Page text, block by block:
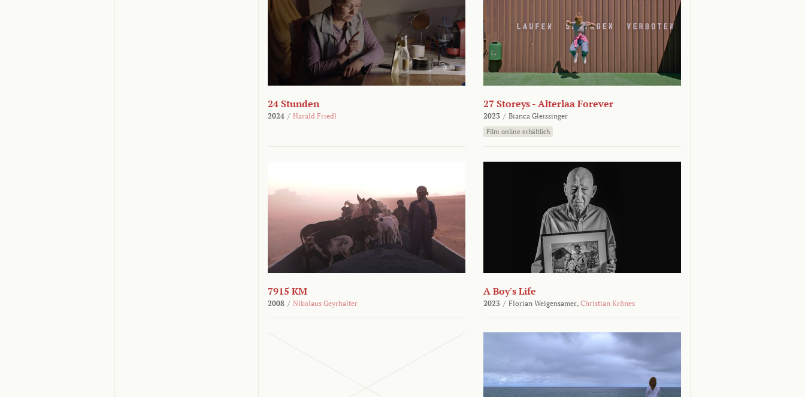
24 Stunden
2024 / Harald Friedl
27 Storeys - Alterlaa Forever
2023 / Bianca Gleissinger
Film online erhältlich
7915 KM
2008 / Nikolaus Geyrhalter
A Boy's Life
2023 / Florian Weigensamer, Christian Krönes